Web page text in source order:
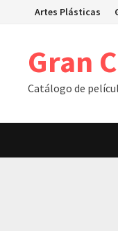
Artes Plásticas
Gran
Catálogo de